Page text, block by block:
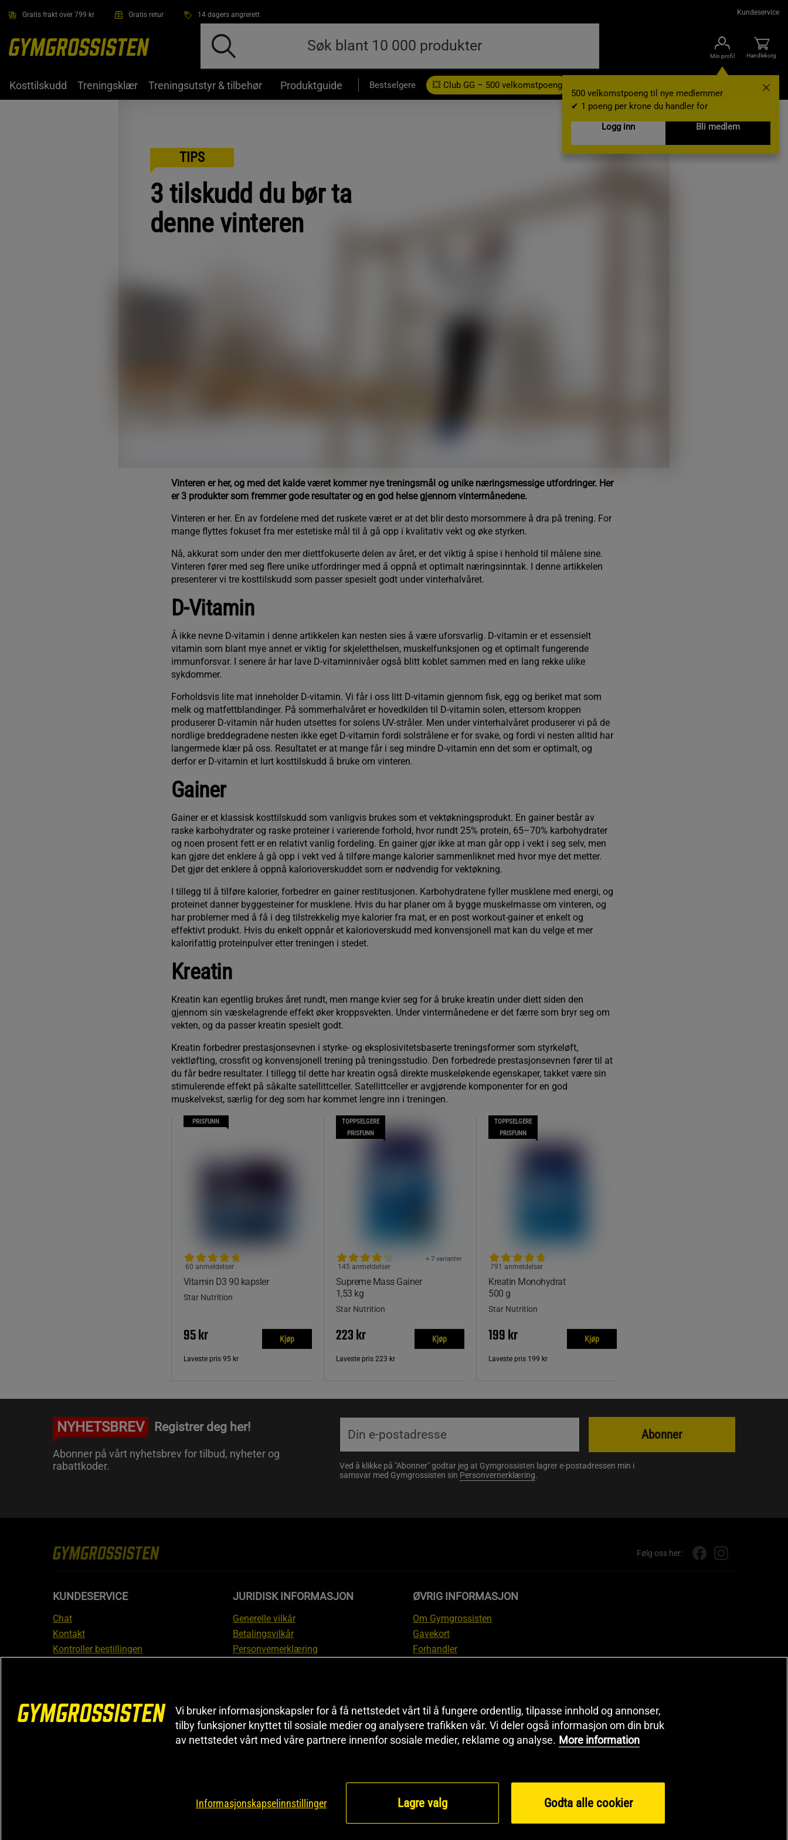
Gratis frakt over 799 kr Gratis retur 14 dagers angrerett Kundeservice
Min profil
500 velkomstpoeng til nye medlemmer
✔ 1 poeng per krone du handler for
Logg inn
Bli medlem
Handlekorg
Kosttilskudd Treningsklær Treningsutstyr & tilbehør Produktguide Bestselgere 💥 Club GG – 500 velkomstpoeng Gavekort
TIPS
3 tilskudd du bør ta
denne vinteren
Vinteren er her, og med det kalde været kommer nye treningsmål og unike næringsmessige utfordringer. Her
er 3 produkter som fremmer gode resultater og en god helse gjennom vintermånedene.
Vinteren er her. En av fordelene med det ruskete været er at det blir desto morsommere å dra på trening. For
mange flyttes fokuset fra mer estetiske mål til å gå opp i kvalitativ vekt og øke styrken.
Nå, akkurat som under den mer diettfokuserte delen av året, er det viktig å spise i henhold til målene sine.
Vinteren fører med seg flere unike utfordringer med å oppnå et optimalt næringsinntak. I denne artikkelen
presenterer vi tre kosttilskudd som passer spesielt godt under vinterhalvåret.
D-Vitamin
Å ikke nevne D-vitamin i denne artikkelen kan nesten sies å være uforsvarlig. D-vitamin er et essensielt
vitamin som blant mye annet er viktig for skjeletthelsen, muskelfunksjonen og et optimalt fungerende
immunforsvar. I senere år har lave D-vitaminnivåer også blitt koblet sammen med en lang rekke ulike
sykdommer.
Forholdsvis lite mat inneholder D-vitamin. Vi får i oss litt D-vitamin gjennom fisk, egg og beriket mat som
melk og matfettblandinger. På sommerhalvåret er hovedkilden til D-vitamin solen, ettersom kroppen
produserer D-vitamin når huden utsettes for solens UV-stråler. Men under vinterhalvåret produserer vi på de
nordlige breddegradene nesten ikke eget D-vitamin fordi solstrålene er for svake, og fordi vi nesten alltid har
langermede klær på oss. Resultatet er at mange får i seg mindre D-vitamin enn det som er optimalt, og
derfor er D-vitamin et lurt kosttilskudd å bruke om vinteren.
Gainer
Gainer er et klassisk kosttilskudd som vanligvis brukes som et vektøkningsprodukt. En gainer består av
raske karbohydrater og raske proteiner i varierende forhold, hvor rundt 25% protein, 65–70% karbohydrater
og noen prosent fett er en relativt vanlig fordeling. En gainer gjør ikke at man går opp i vekt i seg selv, men
kan gjøre det enklere å gå opp i vekt ved å tilføre mange kalorier sammenliknet med hvor mye det metter.
Det gjør det enklere å oppnå kalorioverskuddet som er nødvendig for vektøkning.
I tillegg til å tilføre kalorier, forbedrer en gainer restitusjonen. Karbohydratene fyller musklene med energi, og
proteinet danner byggesteiner for musklene. Hvis du har planer om å bygge muskelmasse om vinteren, og
har problemer med å få i deg tilstrekkelig mye kalorier fra mat, er en post workout-gainer et enkelt og
effektivt produkt. Hvis du enkelt oppnår et kalorioverskudd med konvensjonell mat kan du velge et mer
kalorifattig proteinpulver etter treningen i stedet.
Kreatin
Kreatin kan egentlig brukes året rundt, men mange kvier seg for å bruke kreatin under diett siden den
gjennom sin væskelagrende effekt øker kroppsvekten. Under vintermånedene er det færre som bryr seg om
vekten, og da passer kreatin spesielt godt.
Kreatin forbedrer prestasjonsevnen i styrke- og eksplosivitetsbaserte treningsformer som styrkeløft,
vektløfting, crossfit og konvensjonell trening på treningsstudio. Den forbedrede prestasjonsevnen fører til at
du får bedre resultater. I tillegg til dette har kreatin også direkte muskeløkende egenskaper, takket være sin
stimulerende effekt på såkalte satellittceller. Satellittceller er avgjørende komponenter for en god
muskelvekst, særlig for deg som har kommet lengre inn i treningen.
PRISFUNN
Vitamin D3 90 kapsler
60 anmeldelser
Star Nutrition
95 kr Kjøp
Laveste pris 95 kr
TOPPSELGERE
PRISFUNN
Supreme Mass Gainer
1,53 kg
+ 7 varianter
145 anmeldelser
Star Nutrition
223 kr Kjøp
Laveste pris 223 kr
TOPPSELGERE
PRISFUNN
Kreatin Monohydrat
500 g
791 anmeldelser
Star Nutrition
199 kr Kjøp
Laveste pris 199 kr
NYHETSBREV Registrer deg her!
Abonner på vårt nyhetsbrev for tilbud, nyheter og
rabattkoder.
Ved å klikke på "Abonner" godtar jeg at Gymgrossisten lagrer e-postadressen min i
samsvar med Gymgrossisten sin Personvernerklæring.
Abonner
Følg oss her:
KUNDESERVICE
Chat
Kontakt
Kontroller bestillingen
JURIDISK INFORMASJON
Generelle vilkår
Betalingsvilkår
Personvernerklæring
Informasjon om angrerett og
reklamasjon
Cookieinnstillinger
ØVRIG INFORMASJON
Om Gymgrossisten
Gavekort
Forhandler
Sitemap
Black Friday
Artikler & Øvelser
Vi bruker informasjonskapsler for å få nettstedet vårt til å fungere ordentlig, tilpasse innhold og annonser,
tilby funksjoner knyttet til sosiale medier og analysere trafikken vår. Vi deler også informasjon om din bruk
av nettstedet vårt med våre partnere innenfor sosiale medier, reklame og analyse. More information
Informasjonskapselinnstillinger Lagre valg Godta alle cookier